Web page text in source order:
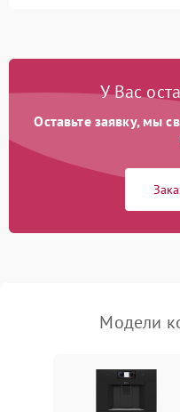
Постоянные сбои в работе
У Вас
Оставьте заявку, мы
Модели